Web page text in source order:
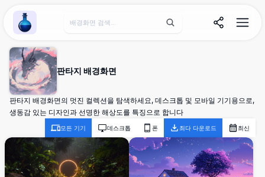
Wallpaper Alchemy
판타지 배경화면
판타지 배경화면의 멋진 컬렉션을 탐색하세요, 데스크톱 및 모바일 기기용으로,
생동감 있는 디자인과 선명한 해상도를 특징으로 합니다
모든 기기 데스크톱 폰 최다 다운로드 최신